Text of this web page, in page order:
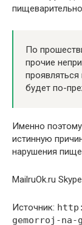
По
прочие
будет по-
Именно
истинную
нарушения
MailruOk.ru
Источник:
gemorroj-